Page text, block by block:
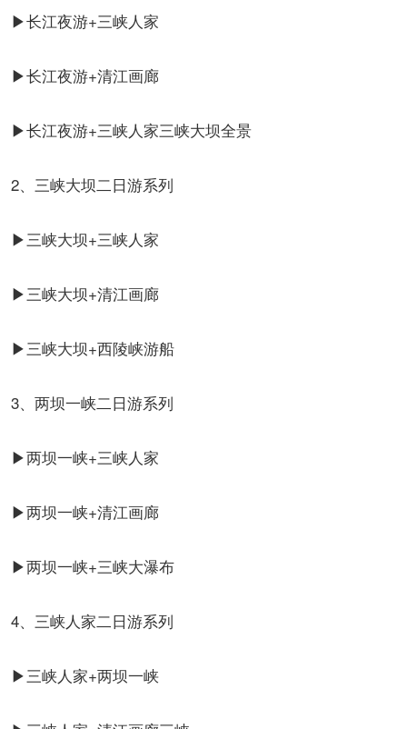
▶长江夜游+三峡人家
▶长江夜游+清江画廊
▶长江夜游+三峡人家三峡大坝全景
2、三峡大坝二日游系列
▶三峡大坝+三峡人家
▶三峡大坝+清江画廊
▶三峡大坝+西陵峡游船
3、两坝一峡二日游系列
▶两坝一峡+三峡人家
▶两坝一峡+清江画廊
▶两坝一峡+三峡大瀑布
4、三峡人家二日游系列
▶三峡人家+两坝一峡